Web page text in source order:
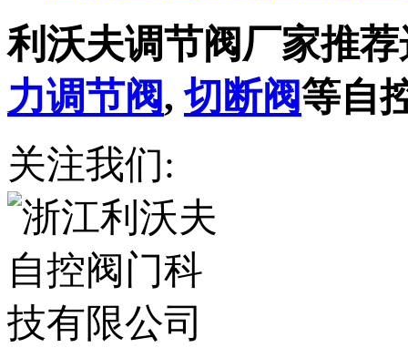
利沃夫调节阀厂家推
力调节阀,切断阀等自
关注我们: